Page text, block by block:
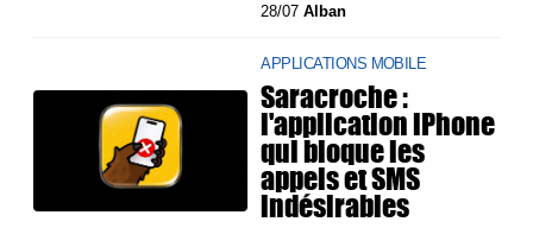
28/07Alban
APPLICATIONS MOBILE
Saracroche :
l'application iPhone
qui bloque les
appels et SMS
indésirables